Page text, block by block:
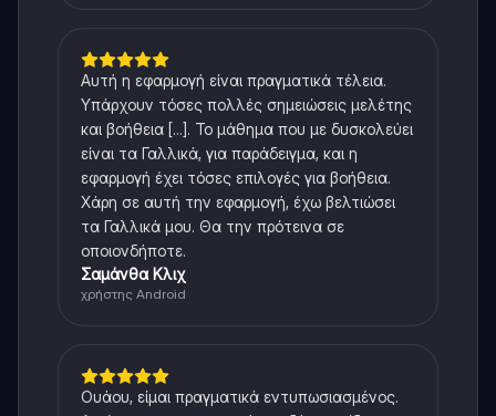
Αυτή η εφαρμογή είναι πραγματικά τέλεια.
Υπάρχουν τόσες πολλές σημειώσεις μελέτης
και βοήθεια [...]. Το μάθημα που με δυσκολεύει
είναι τα Γαλλικά, για παράδειγμα, και η
εφαρμογή έχει τόσες επιλογές για βοήθεια.
Χάρη σε αυτή την εφαρμογή, έχω βελτιώσει
τα Γαλλικά μου. Θα την πρότεινα σε
οποιονδήποτε.
Σαμάνθα Κλιχ
χρήστης Android
Ουάου, είμαι πραγματικά εντυπωσιασμένος.